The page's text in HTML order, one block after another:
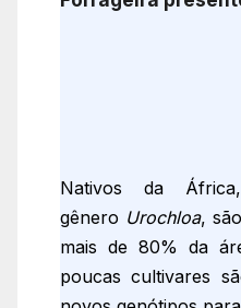
Nativos da
gênero Urochloa,
mais de 80% da
poucas cultivares